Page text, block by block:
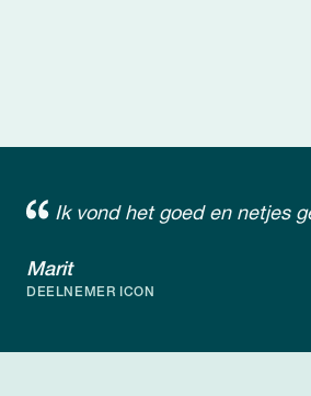
Ik vond het goed en netjes
Marit
DEELNEMER ICON